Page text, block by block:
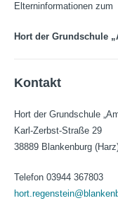
Elterninformationen zum
Hort der Grundschule
Kontakt
Hort der Grundschule
Karl-Zerbst-Straße 29
38889 Blankenburg
Telefon 03944 367803